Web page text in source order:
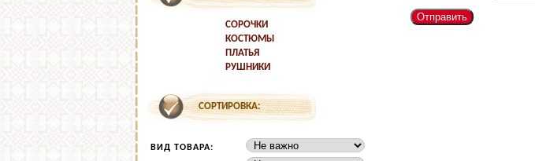
СОРОЧКИ
КОСТЮМЫ
ПЛАТЬЯ
РУШНИКИ
СОРТИРОВКА:
ВИД ТОВАРА:
Отправить